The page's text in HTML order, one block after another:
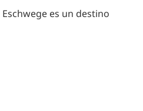
es un destino